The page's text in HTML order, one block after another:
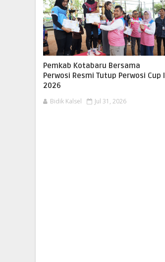
Pemkab Kotabaru Bersama
Perwosi Resmi Tutup Perwosi Cup I
2026
Bidik Kalsel Jul 31, 2026